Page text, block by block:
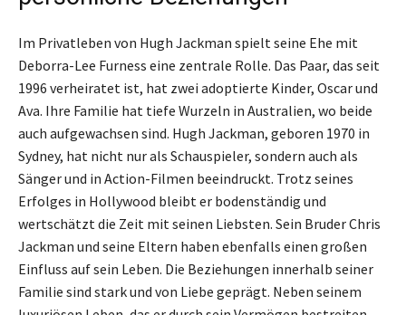
Im Privatleben von Hugh Jackman spielt seine Ehe mit
Deborra-Lee Furness eine zentrale Rolle. Das Paar, das seit
1996 verheiratet ist, hat zwei adoptierte Kinder, Oscar und
Ava. Ihre Familie hat tiefe Wurzeln in Australien, wo beide
auch aufgewachsen sind. Hugh Jackman, geboren 1970 in
Sydney, hat nicht nur als Schauspieler, sondern auch als
Sänger und in Action-Filmen beeindruckt. Trotz seines
Erfolges in Hollywood bleibt er bodenständig und
wertschätzt die Zeit mit seinen Liebsten. Sein Bruder Chris
Jackman und seine Eltern haben ebenfalls einen großen
Einfluss auf sein Leben. Die Beziehungen innerhalb seiner
Familie sind stark und von Liebe geprägt. Neben seinem